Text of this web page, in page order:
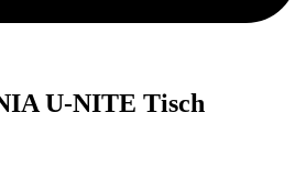
U-NITE Tisch